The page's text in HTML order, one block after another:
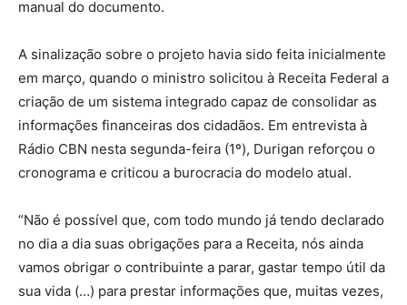
manual do documento.
A sinalização sobre o projeto havia sido feita inicialmente
em março, quando o ministro solicitou à Receita Federal a
criação de um sistema integrado capaz de consolidar as
informações financeiras dos cidadãos. Em entrevista à
Rádio CBN nesta segunda-feira (1º), Durigan reforçou o
cronograma e criticou a burocracia do modelo atual.
“Não é possível que, com todo mundo já tendo declarado
no dia a dia suas obrigações para a Receita, nós ainda
vamos obrigar o contribuinte a parar, gastar tempo útil da
sua vida (…) para prestar informações que, muitas vezes,